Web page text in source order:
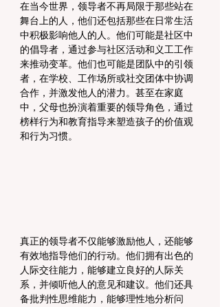
在当今世界，领导者不再局限于那些站在
舞台上的人，他们还包括那些在日常生活
中积极影响他人的人。他们可能是社区中
的倡导者，通过参与社区活动和义工工作
来推动变革。他们也可能是团队中的引领
者，在学校、工作场所或社交团体中协调
合作，并激发他人的潜力。甚至在家庭
中，父母也扮演着重要的领导角色，通过
榜样行为和教育指导来塑造孩子的价值观
和行为习惯。
真正的领导者不仅能够激励他人，还能够
有效地指导他们的行动。他们拥有出色的
人际交往能力，能够建立良好的人际关
系，并倾听他人的意见和建议。他们还具
备批判性思维能力，能够理性地分析问